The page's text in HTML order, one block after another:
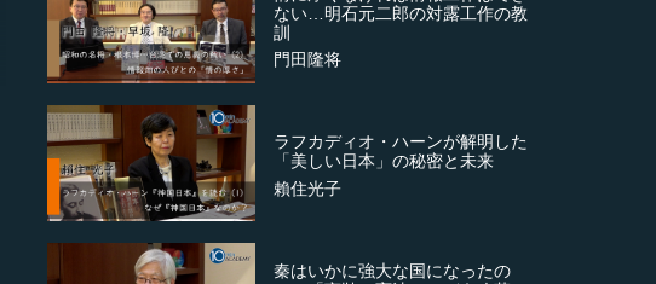
ない…明石元二郎の対露工作の教
訓
門田隆将
ラフカディオ・ハーンが解明した
「美しい日本」の秘密と未来
賴住光子
秦はいかに強大な国になったの